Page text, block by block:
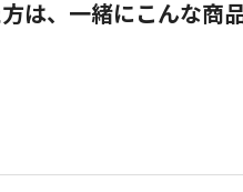
は、一緒にこんな商